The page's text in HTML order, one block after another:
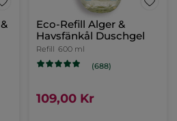
Eco-Refill Alger &
Havsfänkål Duschgel
Refill 600 ml
(688)
109,00 Kr